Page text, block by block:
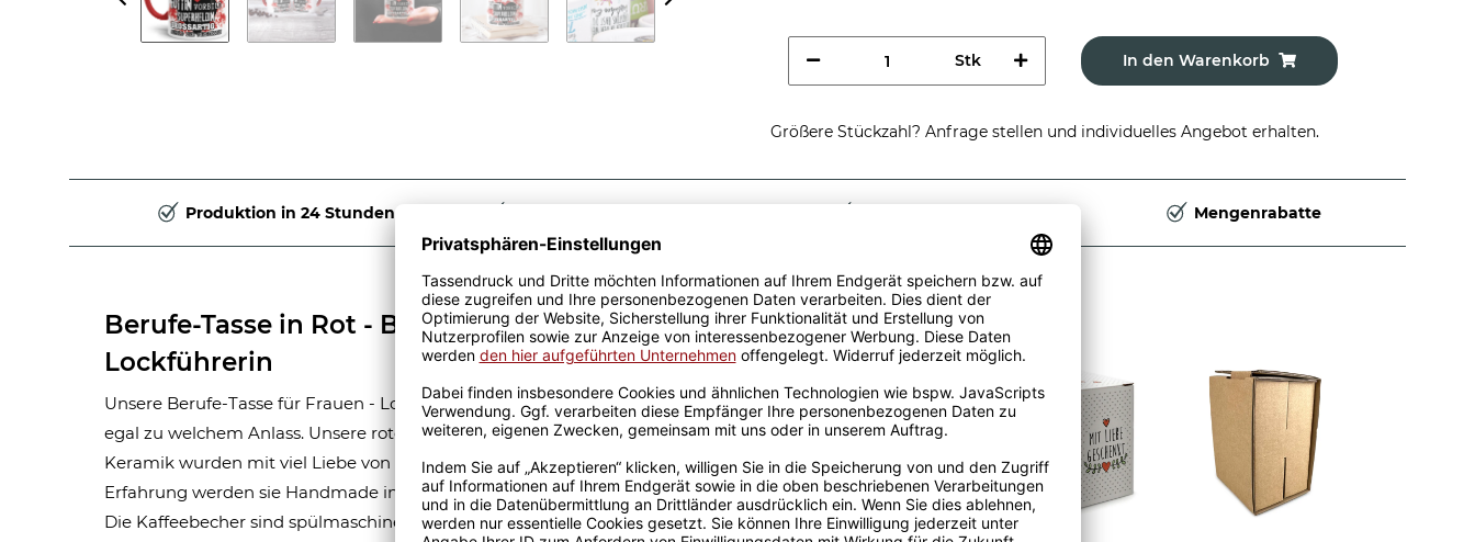
Stk In den Warenkorb
Größere Stückzahl? Anfrage stellen und individuelles Angebot erhalten.
Produktion in 24 Stunden Mengenrabatte
Berufe-Tasse in Rot - Bedeutung einer
Lockführerin
Unsere Berufe-Tasse für Frauen - Lokführerin - ist eine tolle Geschenkidee,
egal zu welchem Anlass. Unsere roten Berufe-Tassen aus hochwertiger
Keramik wurden mit viel Liebe von unserem Grafik-Team designt. Mit viel
Erfahrung werden sie Handmade in unserer eigenen Produktion bedruckt.
Die Kaffeebecher sind spülmaschinen- und mikrowellen geeignet. Somit
Passende Verpackungen